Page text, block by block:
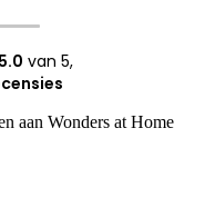
5.0 van 5,
aan Wonders at Home